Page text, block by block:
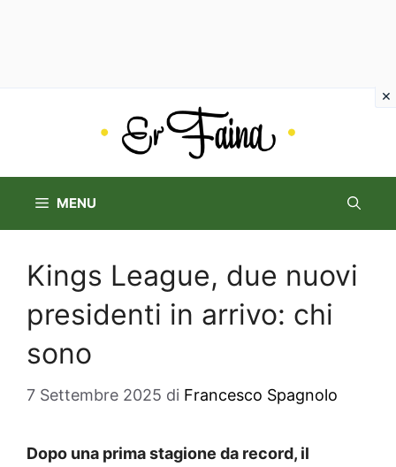
MENU
Kings League, due nuovi
presidenti in arrivo: chi
sono
7 Settembre 2025 di Francesco Spagnolo
Dopo una prima stagione da record, il